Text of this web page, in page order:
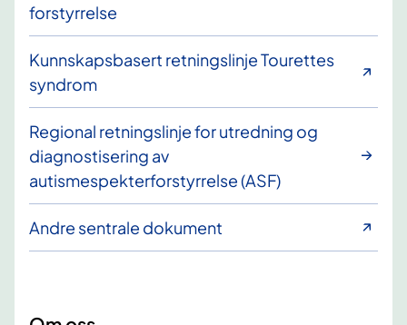
forstyrrelse
Kunnskapsbasert retningslinje Tourettes
syndrom
Regional retningslinje for utredning og
diagnostisering av
autismespekterforstyrrelse (ASF)
Andre sentrale dokument